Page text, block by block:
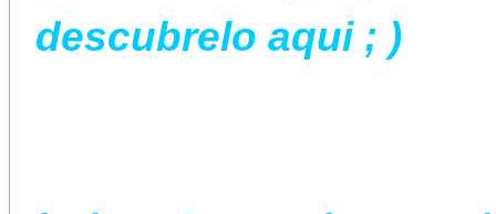
descubrelo aqui ; )